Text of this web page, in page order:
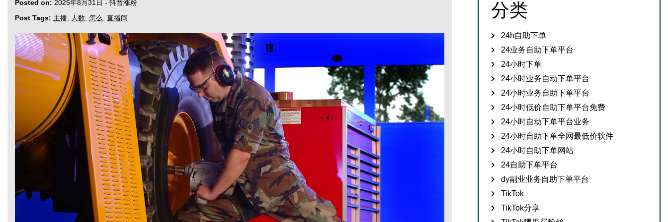
Posted on: 2025年8月31日 - 抖音涨粉
Post Tags: 主播 人数 怎么 直播间 分类
24h自助下单
24业务自助下单平台
24小时下单
24小时业务自动下单平台
24小时业务自助下单平台
24小时低价自助下单平台免费
24小时自动下单平台业务
24小时自助下单全网最低价软件
24小时自助下单网站
24自助下单平台
dy副业业务自助下单平台
TikTok
TikTok分享